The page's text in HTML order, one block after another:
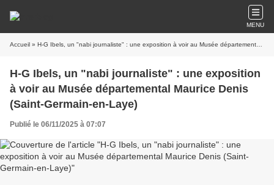
MENU
Accueil » H-G Ibels, un "nabi journaliste" : une exposition à voir au Musée départemental Maurice Denis (Saint-Germain-en-Laye)
H-G Ibels, un "nabi journaliste" : une exposition
à voir au Musée départemental Maurice Denis
(Saint-Germain-en-Laye)
Publié le 06/11/2025 à 07:07